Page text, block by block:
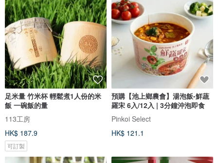
足米量 竹米杯 輕鬆煮1人份的米
飯 一碗飯的量
113工房
HK$ 187.9
可訂製
預購【池上鄉農會】湯泡飯-鮮蔬
羅宋 6入/12入 | 3分鐘沖泡即食
Pinkoi Select
HK$ 121.1